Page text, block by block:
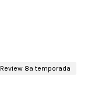
Review 8ª temporada